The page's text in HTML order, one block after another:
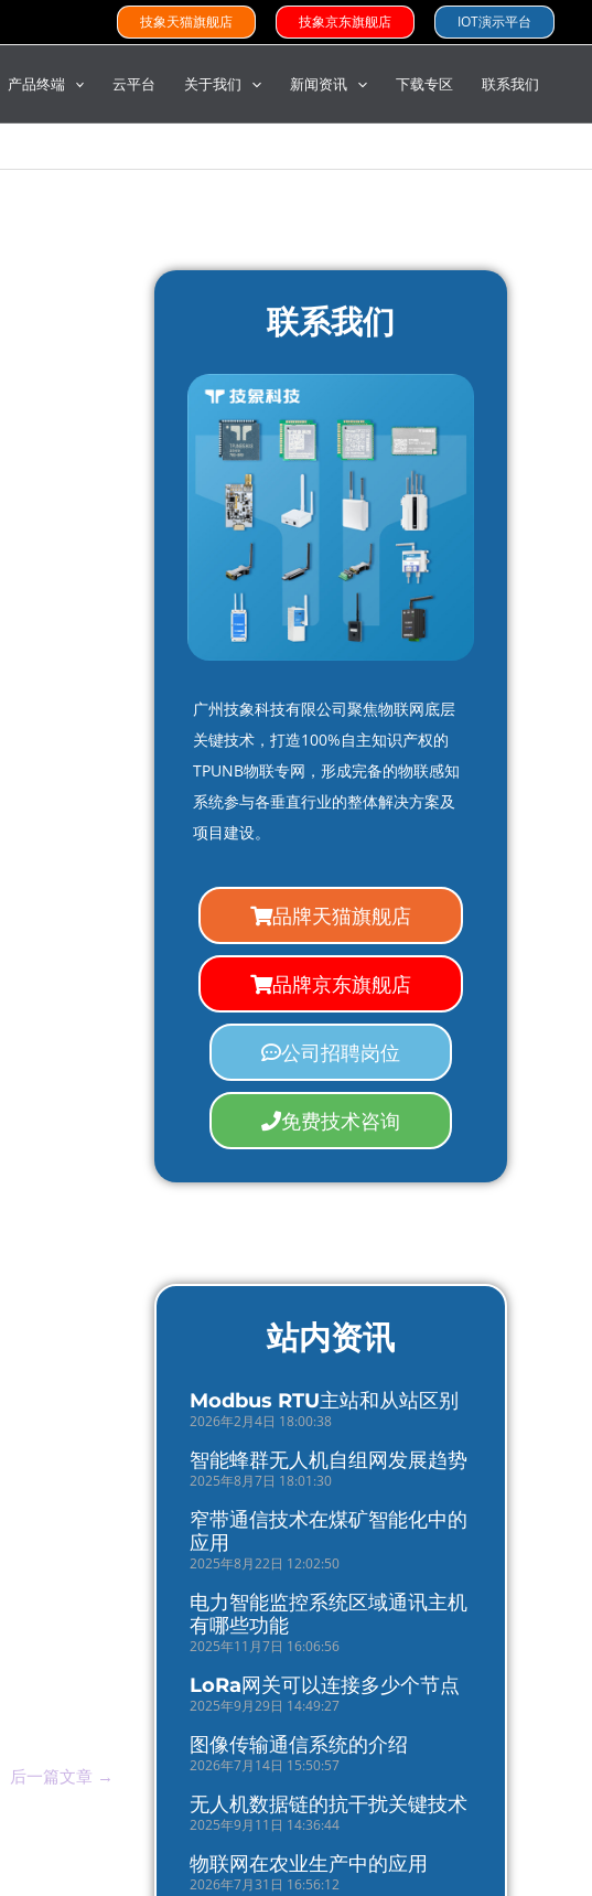
技象天猫旗舰店 技象京东旗舰店 IOT演示平台
产品终端 云平台 关于我们 新闻资讯 下载专区 联系我们
后一篇文章 →
联系我们
广州技象科技有限公司聚焦物联网底层
关键技术，打造100%自主知识产权的
TPUNB物联专网，形成完备的物联感知
系统参与各垂直行业的整体解决方案及
项目建设。
品牌天猫旗舰店
品牌京东旗舰店
公司招聘岗位
免费技术咨询
站内资讯
Modbus RTU主站和从站区别
2026年2月4日 18:00:38
智能蜂群无人机自组网发展趋势
2025年8月7日 18:01:30
窄带通信技术在煤矿智能化中的
应用
2025年8月22日 12:02:50
电力智能监控系统区域通讯主机
有哪些功能
2025年11月7日 16:06:56
LoRa网关可以连接多少个节点
2025年9月29日 14:49:27
图像传输通信系统的介绍
2026年7月14日 15:50:57
无人机数据链的抗干扰关键技术
2025年9月11日 14:36:44
物联网在农业生产中的应用
2026年7月31日 16:56:12